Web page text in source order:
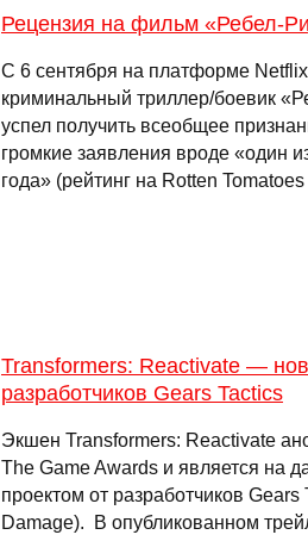
Рецензия на фильм «Ребел-
С 6 сентября на платформе Netflix
криминальный триллер/боевик
успел получить всеобщее
громкие заявления вроде «один
года» (рейтинг на Rotten
Transformers: Reactivate —
разработчиков Gears Tactics
Экшен Transformers: Reactivate
The Game Awards и является на
проектом от разработчиков
Damage). В опубликованном